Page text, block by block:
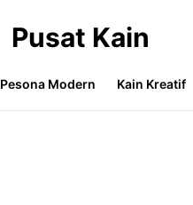
Pusat Kain
Pesona Modern Kain Kreatif